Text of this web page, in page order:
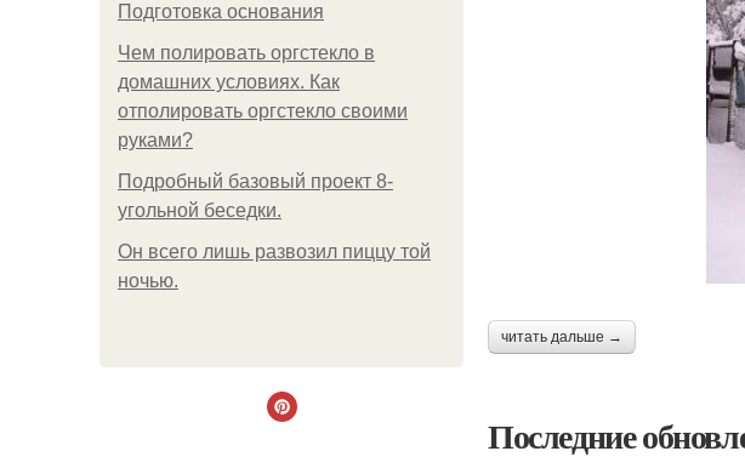
Подготовка основания
Чем полировать оргстекло в
домашних условиях. Как
отполировать оргстекло своими
руками?
Подробный базовый проект 8-
угольной беседки.
Он всего лишь развозил пиццу той
ночью.
читать дальше →
Последние